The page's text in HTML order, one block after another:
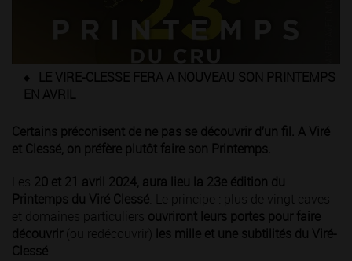
LE VIRE-CLESSE FERA A NOUVEAU SON PRINTEMPS
EN AVRIL
Certains préconisent de ne pas se découvrir d’un fil. A Viré
et Clessé, on préfère plutôt faire son Printemps.
Les 20 et 21 avril 2024, aura lieu la 23e édition du
Printemps du Viré Clessé . Le principe : plus de vingt caves
et domaines particuliers ouvriront leurs portes pour faire
découvrir (ou redécouvrir) les mille et une subtilités du Viré-
Clessé